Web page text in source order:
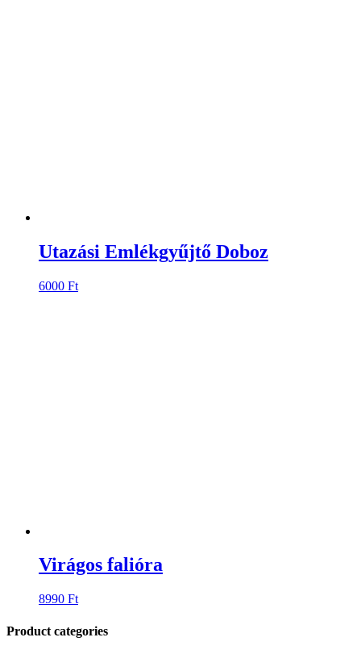
Utazási Emlékgyűjtő Doboz
6000 Ft
Virágos falióra
8990 Ft
Product categories